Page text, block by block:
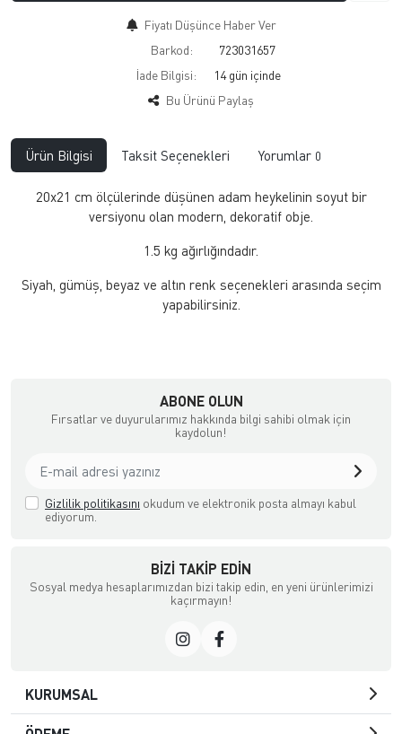
Fiyatı Düşünce Haber Ver
Barkod:
723031657
İade Bilgisi:
Bu Ürünü Paylaş
Ürün Bilgisi Taksit Seçenekleri Yorumlar 0
20x21 cm ölçülerinde düşünen adam heykelinin soyut bir
versiyonu olan modern, dekoratif obje.
1.5 kg ağırlığındadır.
Siyah, gümüş, beyaz ve altın renk seçenekleri arasında seçim
yapabilirsiniz.
ABONE OLUN
Fırsatlar ve duyurularımız hakkında bilgi sahibi olmak için
kaydolun!
Gizlilik politikasını okudum ve elektronik posta almayı kabul
ediyorum.
BIZI TAKIP EDIN
Sosyal medya hesaplarımızdan bizi takip edin, en yeni ürünlerimizi
kaçırmayın!
KURUMSAL